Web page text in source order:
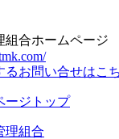
組合ホームページ
るお問い合せはこ